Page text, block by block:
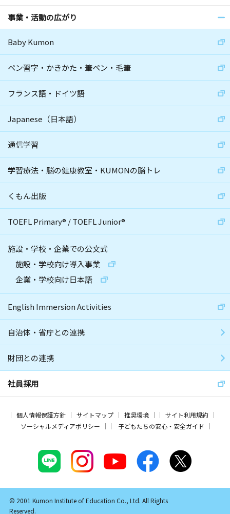
事業・活動の広がり
Baby Kumon
ペン習字・かきかた・筆ペン・毛筆
フランス語・ドイツ語
Japanese（日本語）
通信学習
学習療法・脳の健康教室・KUMONの脳トレ
くもん出版
TOEFL Primary® /TOEFL Junior®
施設・学校・企業での公文式
施設・学校向け導入事業
企業・学校向け日本語
English Immersion Activities
自治体・省庁との連携
財団との連携
社員採用
個人情報保護方針 サイトマップ 推奨環境
サイト利用規約
ソーシャルメディアポリシー
子どもたちの安心・安全ガイド
© 2001 Kumon Institute of Education Co., Ltd. All Rights
Reserved.